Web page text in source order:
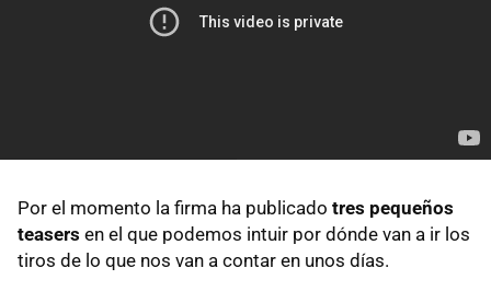
Por el momento la firma ha publicado tres pequeños
teasers en el que podemos intuir por dónde van a ir los
tiros de lo que nos van a contar en unos días.